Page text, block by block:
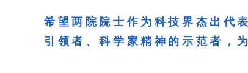
希望两院院士作为科技界杰出代
引领者、科学家精神的示范者，